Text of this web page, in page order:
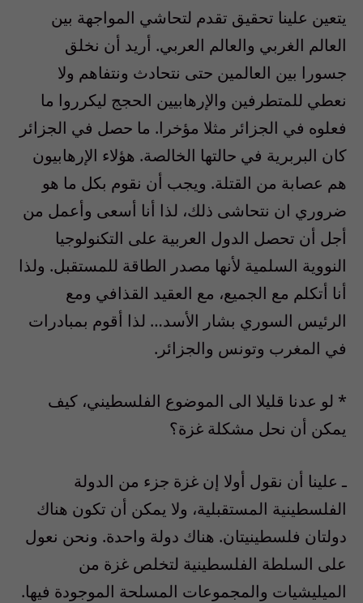
يتعين علينا تحقيق تقدم لتحاشي المواجهة بين
العالم الغربي والعالم العربي. أريد أن نخلق
جسورا بين العالمين حتى نتحادث ونتفاهم ولا
نعطي للمتطرفين والإرهابيين الحجج ليكرروا ما
فعلوه في الجزائر مثلا مؤخرا. ما حصل في الجزائر
كان البربرية في حالتها الخالصة. هؤلاء الإرهابيون
هم عصابة من القتلة. ويجب أن نقوم بكل ما هو
ضروري ان نتحاشى ذلك، لذا أنا أسعى وأعمل من
أجل أن تحصل الدول العربية على التكنولوجيا
النووية السلمية لأنها مصدر الطاقة للمستقبل. ولذا
أنا أتكلم مع الجميع، مع العقيد القذافي ومع
الرئيس السوري بشار الأسد… لذا أقوم بمبادرات
في المغرب وتونس والجزائر.
* لو عدنا قليلا الى الموضوع الفلسطيني، كيف
يمكن أن نحل مشكلة غزة؟
ـ علينا أن نقول أولا إن غزة جزء من الدولة
الفلسطينية المستقبلية، ولا يمكن أن تكون هناك
دولتان فلسطينيتان. هناك دولة واحدة. ونحن نعول
على السلطة الفلسطينية لتخلص غزة من
الميليشيات والمجموعات المسلحة الموجودة فيها.